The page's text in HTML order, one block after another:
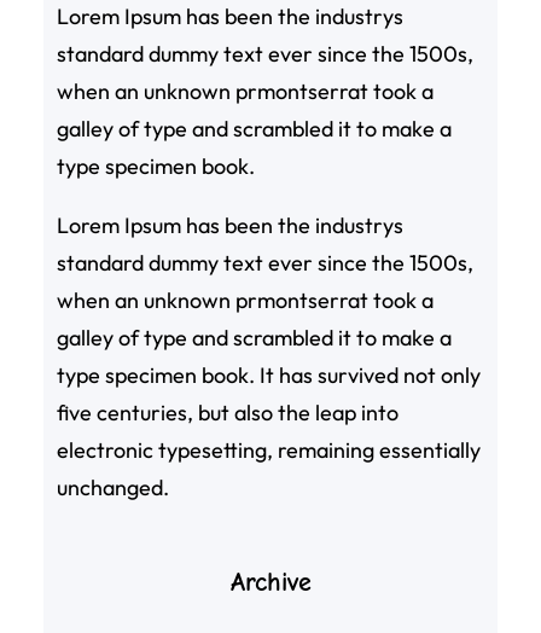
Lorem Ipsum has been the industrys
standard dummy text ever since the 1500s,
when an unknown prmontserrat took a
galley of type and scrambled it to make a
type specimen book.
Lorem Ipsum has been the industrys
standard dummy text ever since the 1500s,
when an unknown prmontserrat took a
galley of type and scrambled it to make a
type specimen book. It has survived not only
five centuries, but also the leap into
electronic typesetting, remaining essentially
unchanged.
Archive